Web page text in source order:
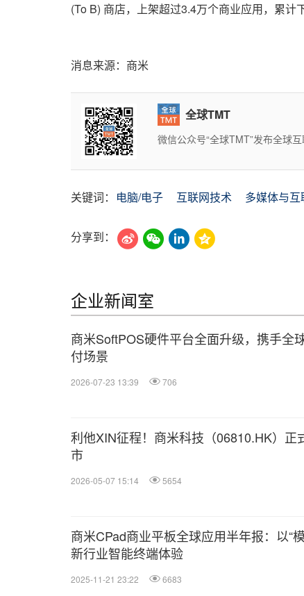
(To B) 商店，上架超过3.4万个商业应用，累
消息来源：商米
全球TMT
微信公众号“全球TMT”发布全球
关键词： 电脑/电子 互联网技术 多媒体与互
分享到：
企业新闻室
商米SoftPOS硬件平台全面升级，携手全
付场景
2026-07-23 13:39 706
利他XIN征程！商米科技（06810.HK）正
市
2026-05-07 15:14 5654
商米CPad商业平板全球应用半年报：以“
新行业智能终端体验
2025-11-21 23:22 6683